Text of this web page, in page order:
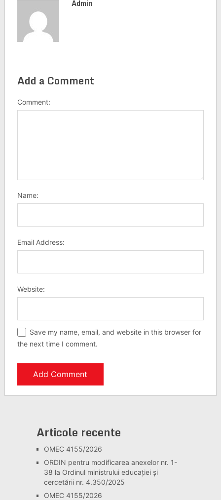
Admin
Add a Comment
Comment:
Name:
Email Address:
Website:
Save my name, email, and website in this browser for
the next time I comment.
Articole recente
OMEC 4155/2026
ORDIN pentru modificarea anexelor nr. 1-
38 la Ordinul ministrului educației și
cercetării nr. 4.350/2025
OMEC 4155/2026